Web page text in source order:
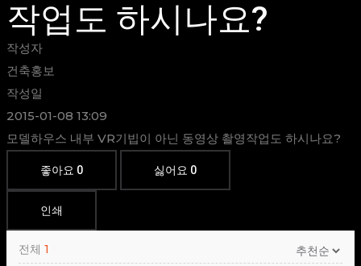
작업도 하시나요?
작성자
건축홍보
작성일
2015-01-08 13:09
모델하우스 내부 VR기빕이 아닌 동영상 촬영작업도 하시나요?
좋아요 0 싫어요 0
인쇄
전체 1